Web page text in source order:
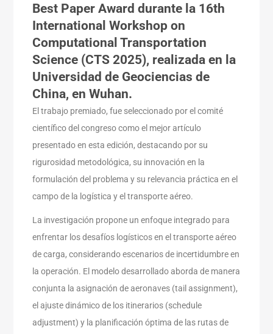
Best Paper Award durante la 16th
International Workshop on
Computational Transportation
Science (CTS 2025), realizada en la
Universidad de Geociencias de
China, en Wuhan.
El trabajo premiado, fue seleccionado por el comité
científico del congreso como el mejor artículo
presentado en esta edición, destacando por su
rigurosidad metodológica, su innovación en la
formulación del problema y su relevancia práctica en el
campo de la logística y el transporte aéreo.
La investigación propone un enfoque integrado para
enfrentar los desafíos logísticos en el transporte aéreo
de carga, considerando escenarios de incertidumbre en
la operación. El modelo desarrollado aborda de manera
conjunta la asignación de aeronaves (tail assignment),
el ajuste dinámico de los itinerarios (schedule
adjustment) y la planificación óptima de las rutas de